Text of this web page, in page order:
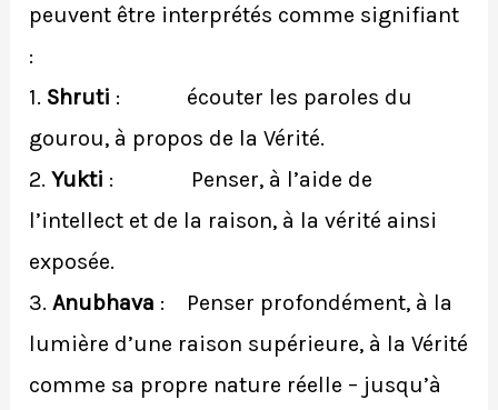
peuvent être interprétés comme signifiant
:
1. Shruti : écouter les paroles du
gourou, à propos de la Vérité.
2.Yukti : Penser, à l’aide de
l’intellect et de la raison, à la vérité ainsi
exposée.
3.Anubhava : Penser profondément, à la
lumière d’une raison supérieure, à la Vérité
comme sa propre nature réelle – jusqu’à